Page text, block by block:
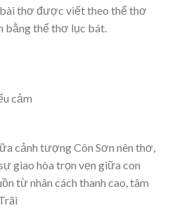
thơ được viết theo thể thơ
bằng thể thơ lục bát.
cảm
cảnh tượng Côn Sơn nên thơ,
giao hòa trọn vẹn giữa con
từ nhân cách thanh cao, tâm